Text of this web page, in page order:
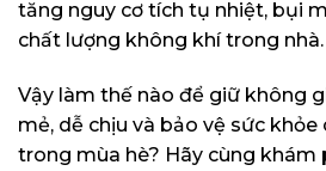
tăng nguy cơ tích tụ nhiệt, bụi
chất lượng không khí trong nhà.
Vậy làm thế nào để giữ không
mẻ, dễ chịu và bảo vệ sức khỏe
trong mùa hè? Hãy cùng khám